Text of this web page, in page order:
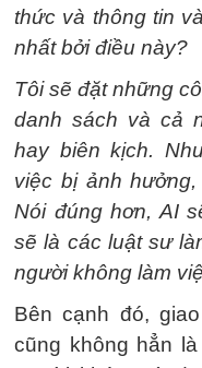
thức và thông tin
nhất bởi điều này?
Tôi sẽ đặt những
danh sách và cả
hay biên kịch.
việc bị ảnh
Nói đúng hơn, AI
sẽ là các luật sư
người không làm
Bên cạnh đó,
cũng không hẳn